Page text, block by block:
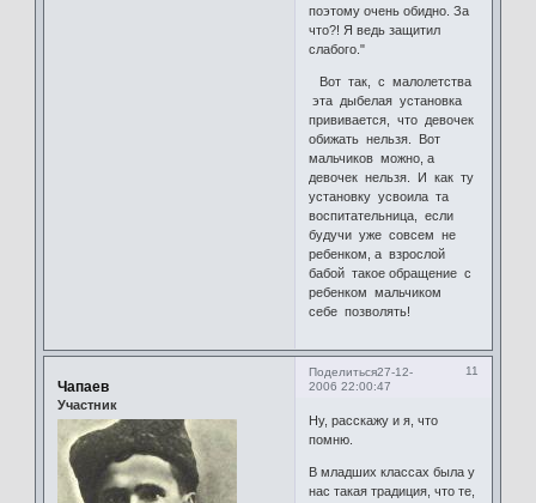
поэтому очень обидно. За
что?! Я ведь защитил
слабого."
Вот так, с малолетства
эта дыбелая установка
прививается, что девочек
обижать нельзя. Вот
мальчиков можно, а
девочек нельзя. И как ту
установку усвоила та
воспитательница, если
будучи уже совсем не
ребенком, а взрослой
бабой такое обращение с
ребенком мальчиком
себе позволять!
Поделиться 11
27-12-
2006 22:00:47
Чапаев
Участник
Ну, расскажу и я, что
помню.
В младших классах была у
нас такая традиция, что те,